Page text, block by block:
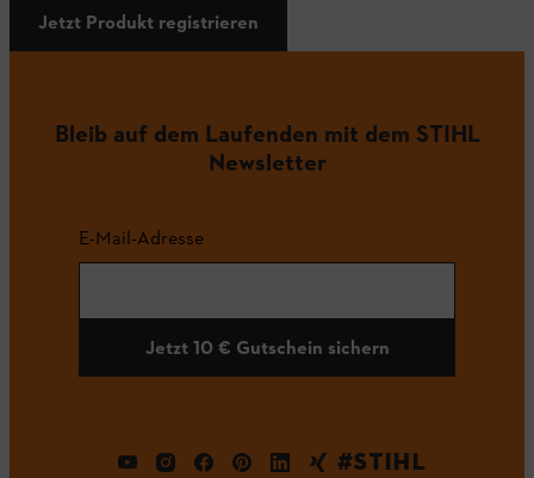
Jetzt Produkt registrieren
Bleib auf dem Laufenden mit dem STIHL
Newsletter
E-Mail-Adresse
Jetzt 10 € Gutschein sichern
#STIHL